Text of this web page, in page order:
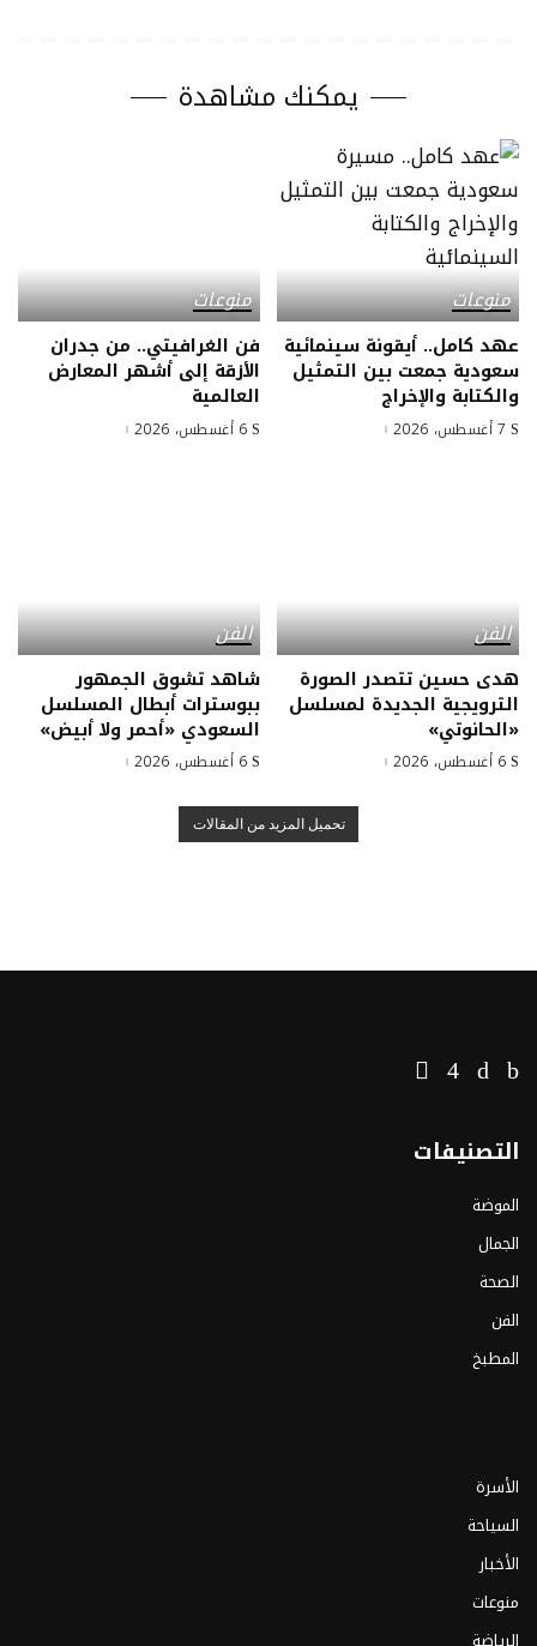
يمكنك مشاهدة
منوعات
عهد كامل.. أيقونة سينمائية
سعودية جمعت بين التمثيل
والكتابة والإخراج
7 أغسطس، 2026
منوعات
فن الغرافيتي.. من جدران
الأزقة إلى أشهر المعارض
العالمية
6 أغسطس، 2026
الفن
هدى حسين تتصدر الصورة
الترويجية الجديدة لمسلسل
«الحانوتي»
6 أغسطس، 2026
الفن
شاهد تشوق الجمهور
ببوسترات أبطال المسلسل
السعودي «أحمر ولا أبيض»
6 أغسطس، 2026
تحميل المزيد من المقالات
التصنيفات
الموضة
الجمال
الصحة
الفن
المطبخ
الأسرة
السياحة
الأخبار
منوعات